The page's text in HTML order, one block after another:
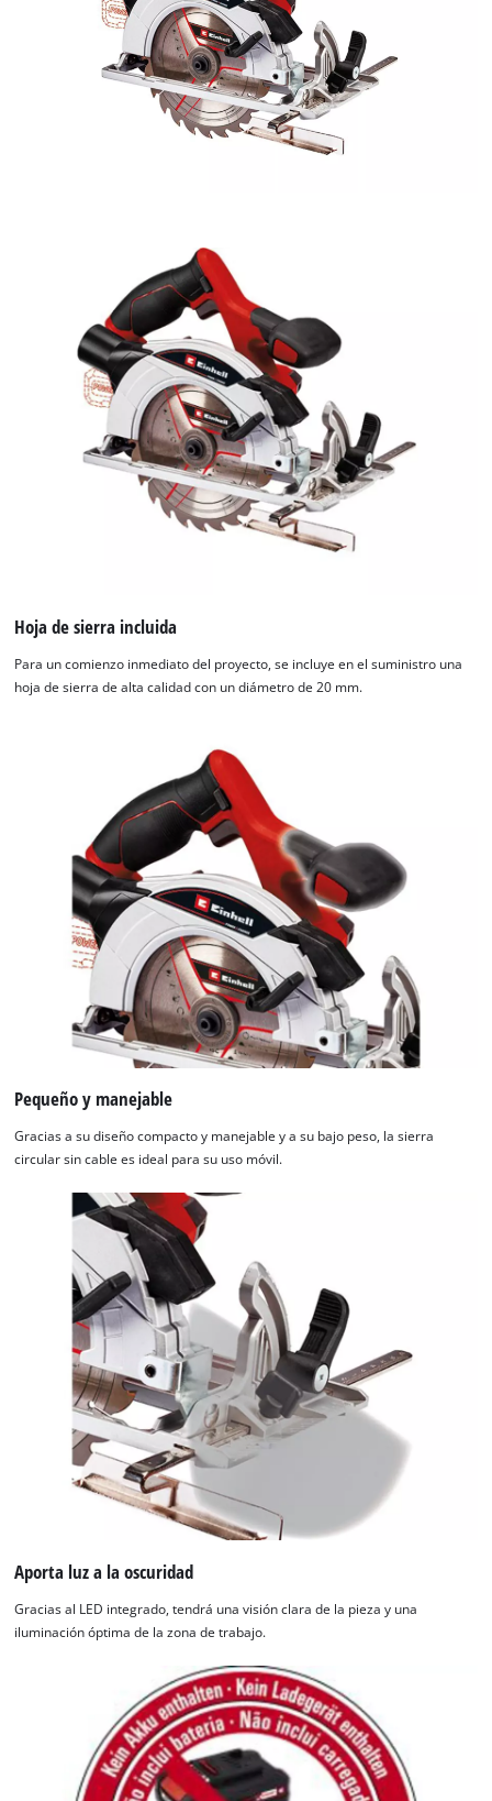
Hoja de sierra incluida
Para un comienzo inmediato del proyecto, se incluye en el suministro una
hoja de sierra de alta calidad con un diámetro de 20 mm.
Pequeño y manejable
Gracias a su diseño compacto y manejable y a su bajo peso, la sierra
circular sin cable es ideal para su uso móvil.
Aporta luz a la oscuridad
Gracias al LED integrado, tendrá una visión clara de la pieza y una
iluminación óptima de la zona de trabajo.